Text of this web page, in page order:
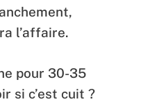
l’affaire.
pour 30-35
si c’est cuit ?